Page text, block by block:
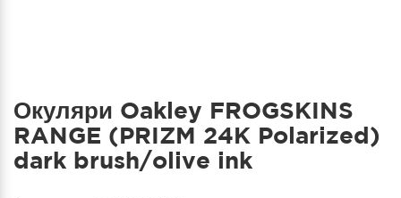
Окуляри Oakley FROGSKINS
RANGE (PRIZM 24K Polarized)
dark brush/olive ink